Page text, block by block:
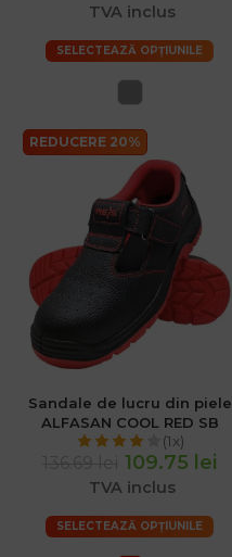
TVA inclus
SELECTEAZĂ OPȚIUNILE
REDUCERE 20%
Sandale de lucru din piele
ALFASAN COOL RED SB
(1x)
109.75 lei
TVA inclus
SELECTEAZĂ OPȚIUNILE